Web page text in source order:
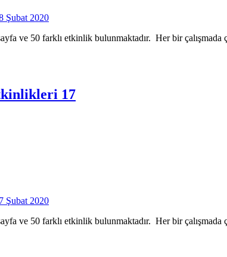
Şubat 2020
ve 50 farklı etkinlik bulunmaktadır. Her bir çalışmada
17
Şubat 2020
ve 50 farklı etkinlik bulunmaktadır. Her bir çalışmada